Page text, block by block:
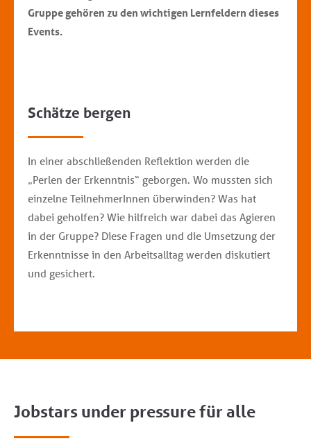
Gruppe gehören zu den wichtigen Lernfeldern dieses
Events.
Schätze bergen
In einer abschließenden Reflektion werden die
„Perlen der Erkenntnis“ geborgen. Wo mussten sich
einzelne TeilnehmerInnen überwinden? Was hat
dabei geholfen? Wie hilfreich war dabei das Agieren
in der Gruppe? Diese Fragen und die Umsetzung der
Erkenntnisse in den Arbeitsalltag werden diskutiert
und gesichert.
Jobstars under pressure für alle